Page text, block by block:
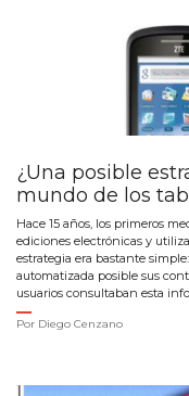
¿Una posible
mundo de los
Hace 15 años, los primeros
ediciones electrónicas y
estrategia era bastante
automatizada posible sus
usuarios consultaban esta
Por Diego Cenzano